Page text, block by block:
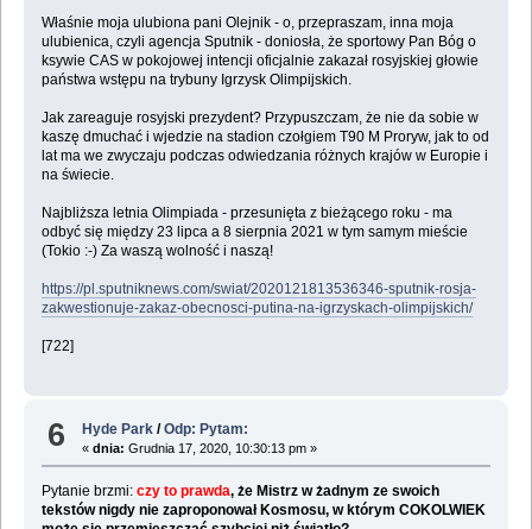
Właśnie moja ulubiona pani Olejnik - o, przepraszam, inna moja
ulubienica, czyli agencja Sputnik - doniosła, że sportowy Pan Bóg o
ksywie CAS w pokojowej intencji oficjalnie zakazał rosyjskiej głowie
państwa wstępu na trybuny Igrzysk Olimpijskich.
Jak zareaguje rosyjski prezydent? Przypuszczam, że nie da sobie w
kaszę dmuchać i wjedzie na stadion czołgiem T90 M Proryw, jak to od
lat ma we zwyczaju podczas odwiedzania różnych krajów w Europie i
na świecie.
Najbliższa letnia Olimpiada - przesunięta z bieżącego roku - ma
odbyć się między 23 lipca a 8 sierpnia 2021 w tym samym mieście
(Tokio :-) Za waszą wolność i naszą!
https://pl.sputniknews.com/swiat/2020121813536346-sputnik-rosja-
zakwestionuje-zakaz-obecnosci-putina-na-igrzyskach-olimpijskich/
[722]
6 Hyde Park /Odp: Pytam:
«dnia: Grudnia 17, 2020, 10:30:13 pm »
Pytanie brzmi: czy to prawda, że Mistrz w żadnym ze swoich
tekstów nigdy nie zaproponował Kosmosu, w którym COKOLWIEK